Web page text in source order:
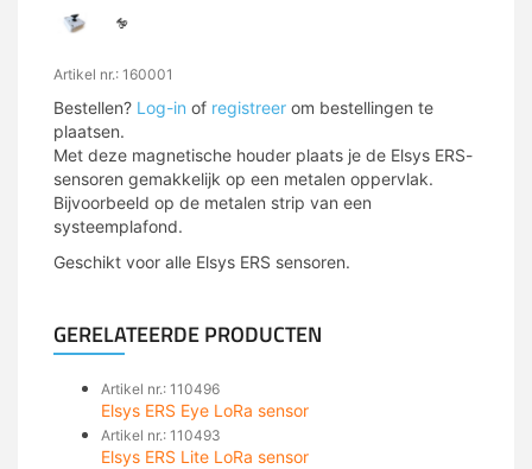
Artikel nr.: 160001
Bestellen? Log-in of registreer om bestellingen te
plaatsen.
Met deze magnetische houder plaats je de Elsys ERS-
sensoren gemakkelijk op een metalen oppervlak.
Bijvoorbeeld op de metalen strip van een
systeemplafond.
Geschikt voor alle Elsys ERS sensoren.
GERELATEERDE PRODUCTEN
Artikel nr.: 110496
Elsys ERS Eye LoRa sensor
Artikel nr.: 110493
Elsys ERS Lite LoRa sensor